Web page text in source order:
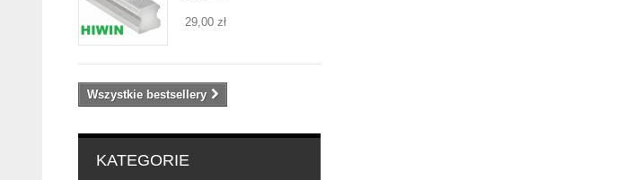
29,00 zł
Wszystkie bestsellery
KATEGORIE